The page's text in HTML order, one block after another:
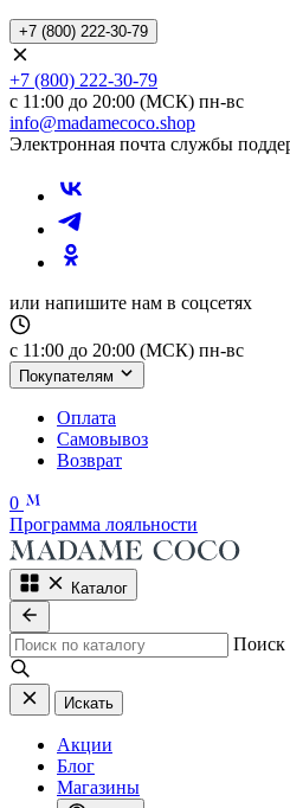
+7 (800) 222-30-79
+7 (800) 222-30-79
с 11:00 до 20:00 (МСК) пн-вс
info@madamecoco.shop
Электронная почта службы
или напишите нам в соцсетях
с 11:00 до 20:00 (МСК) пн-вс
Покупателям
Оплата
Самовывоз
Возврат
0
Программа лояльности
Каталог
Поиск
Искать
Акции
Блог
Магазины